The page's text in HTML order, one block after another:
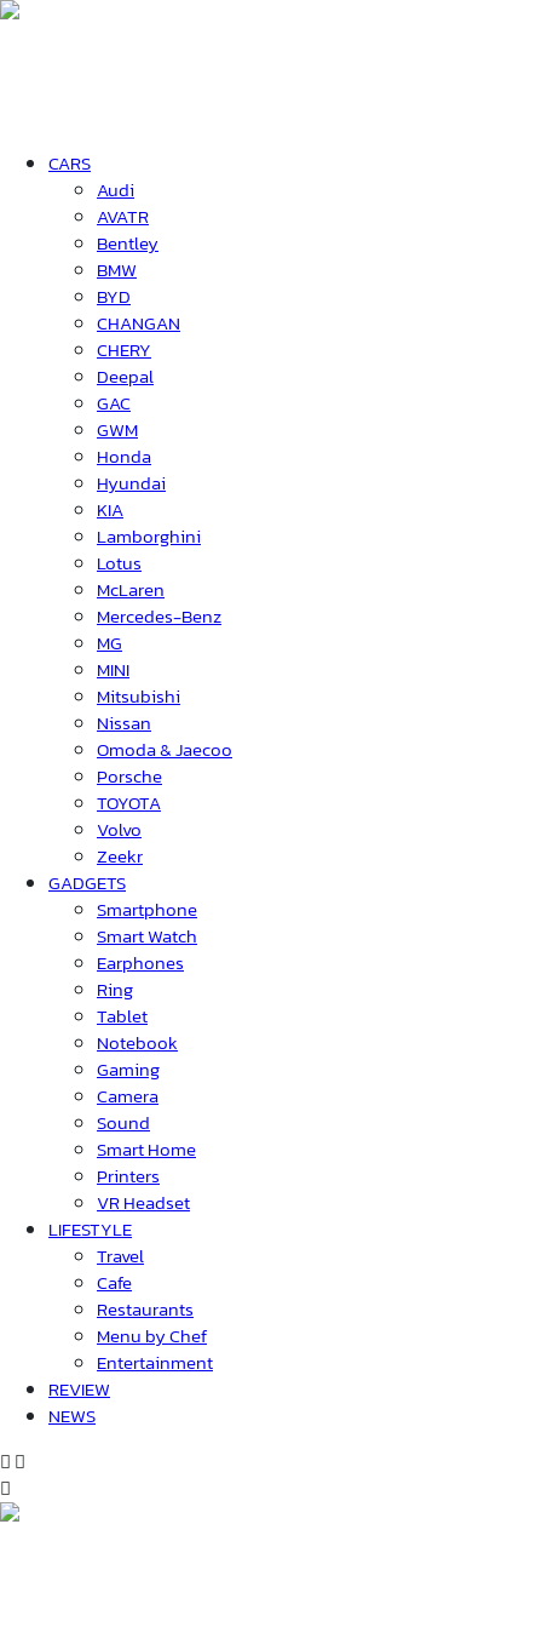
CARS
Audi
AVATR
Bentley
BMW
BYD
CHANGAN
CHERY
Deepal
GAC
GWM
Honda
Hyundai
KIA
Lamborghini
Lotus
McLaren
Mercedes-Benz
MG
MINI
Mitsubishi
Nissan
Omoda & Jaecoo
Porsche
TOYOTA
Volvo
Zeekr
GADGETS
Smartphone
Smart Watch
Earphones
Ring
Tablet
Notebook
Gaming
Camera
Sound
Smart Home
Printers
VR Headset
LIFESTYLE
Travel
Cafe
Restaurants
Menu by Chef
Entertainment
REVIEW
NEWS